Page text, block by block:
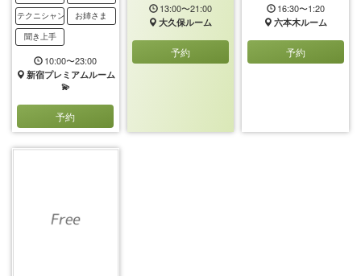
テクニシャン お姉さま
聞き上手
10:00〜23:00
新宿プレミアムルーム
💫
予約
13:00〜21:00
大久保ルーム
予約
16:30〜1:20
六本木ルーム
予約